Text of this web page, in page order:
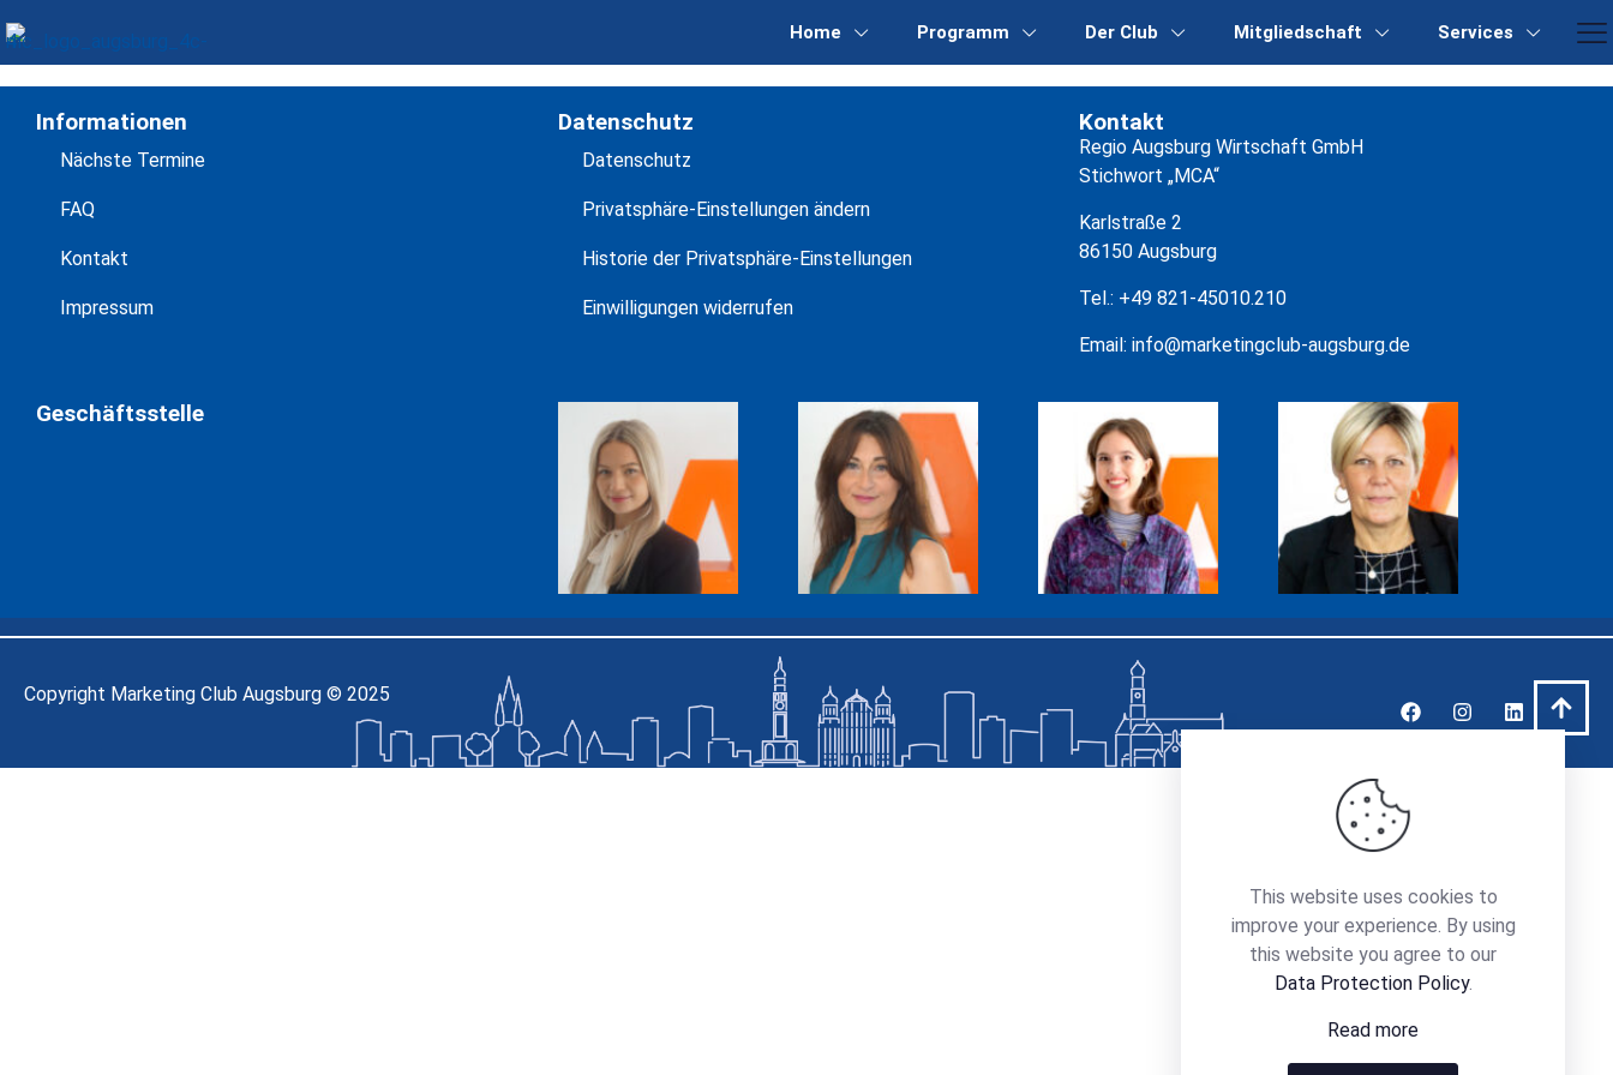
Home Programm Der Club Mitgliedschaft Services
Die Registrierung wurde deaktiviert.
Informationen
Nächste Termine
FAQ
Kontakt
Impressum
Datenschutz
Datenschutz
Privatsphäre-Einstellungen ändern
Historie der Privatsphäre-Einstellungen
Einwilligungen widerrufen
Kontakt
Regio Augsburg Wirtschaft GmbH
Stichwort „MCA“
Karlstraße 2
86150 Augsburg
Tel.: +49 821-45010.210
Email:info@marketingclub-augsburg.de
Geschäftsstelle
TAMARA
WEBER
SAYEH
FARAHPOUR
ALISSA
WASILEWSKI
SABINE
SONNENSCHEIN
Copyright Marketing Club Augsburg © 2025
This website uses cookies to
improve your experience. By using
this website you agree to our
Data Protection Policy.
Read more